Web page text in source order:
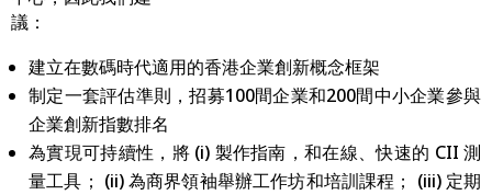
議：
建立在數碼時代適用的香港企業創新概念框架
制定一套評估準則，招募100間企業和200間中小企業參與
企業創新指數排名
為實現可持續性，將 (i) 製作指南，和在線、快速的 CII 測
量工具； (ii) 為商界領袖舉辦工作坊和培訓課程； (iii) 定期